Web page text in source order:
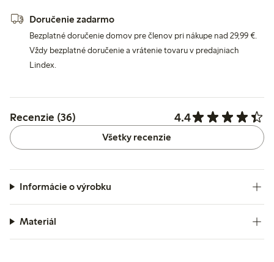
Doručenie zadarmo
Bezplatné doručenie domov pre členov pri nákupe nad 29,99 €.
Vždy bezplatné doručenie a vrátenie tovaru v predajniach
Lindex.
Recenzie (36) 4.4
Všetky recenzie
Informácie o výrobku
Materiál